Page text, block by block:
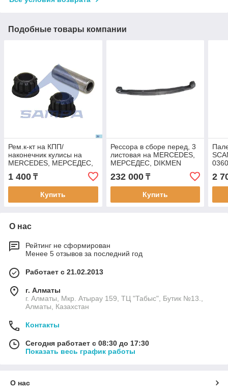
Подобные товары компании
Рем.к-кт на КПП/
наконечник кулисы на
MERCEDES, МЕРСЕДЕС,
SAMPA 010.717
1 400 ₸
Купить
Рессора в сборе перед, 3
листовая на MERCEDES,
МЕРСЕДЕС, DIKMEN
PS400.53.00
232 000₸
Купить
2
О нас
Рейтинг не сформирован
Менее 5 отзывов за последний год
Работает с 21.02.2013
г. Алматы
г. Алматы, Мкр. Атырау 159, ТЦ "Табыс", Бутик №13.,
Алматы, Казахстан
Контакты
Сегодня работает с 08:30 до 17:30
Показать весь график работы
О нас